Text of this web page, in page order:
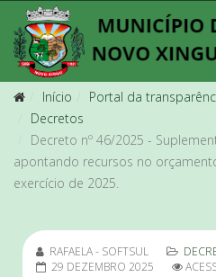
Início Portal da
Decretos
Decreto nº 46/2025 -
apontando recursos no
exercício de 2025.
RAFAELA - SOFTSUL
29 DEZEMBRO 2025